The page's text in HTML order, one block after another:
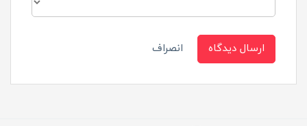
ارسال دیدگاه انصراف